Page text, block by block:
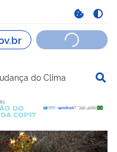
do Clima
Serviços